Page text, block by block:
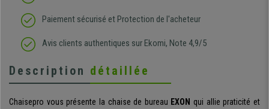
Paiement sécurisé et Protection de l'acheteur
Avis clients authentiques sur Ekomi, Note 4,9/5
Description détaillée
Chaisepro vous présente la chaise de bureau EXON qui allie praticité et